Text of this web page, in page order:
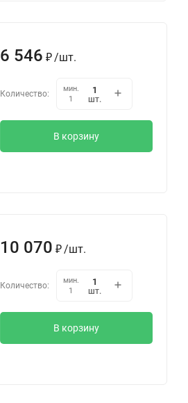
6 546 ₽/шт.
Количество:
мин.
1
шт.
В корзину
10 070 ₽/шт.
Количество:
мин.
1
шт.
В корзину